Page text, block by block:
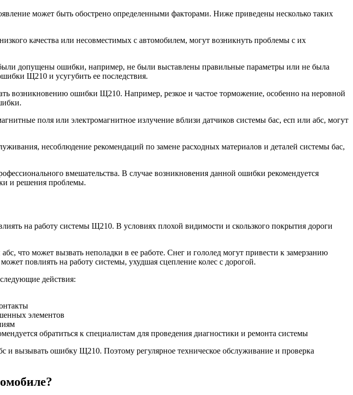
может быть обострено определенными факторами. Ниже приведены несколько таких
качества или несовместимых с автомобилем, могут возникнуть проблемы с их
допущены ошибки, например, не были выставлены правильные параметры или не была
Щ210 и усугубить ее последствия.
возникновению ошибки Щ210. Например, резкое и частое торможение, особенно на неровной
поля или электромагнитное излучение вблизи датчиков системы бас, есп или абс, могут
несоблюдение рекомендаций по замене расходных материалов и деталей системы бас,
вмешательства. В случае возникновения данной ошибки рекомендуется
и решения проблемы.
на работу системы Щ210. В условиях плохой видимости и скользкого покрытия дороги
что может вызвать неполадки в ее работе. Снег и гололед могут привести к замерзанию
повлиять на работу системы, ухудшая сцепление колес с дорогой.
действия:
элементов
обратиться к специалистам для проведения диагностики и ремонта системы
и вызывать ошибку Щ210. Поэтому регулярное техническое обслуживание и проверка